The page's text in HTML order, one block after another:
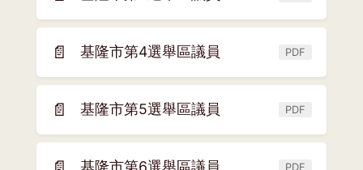
窗)
開
新
視
窗)
📄 基隆市第4選舉區議員 PDF
(另
開
新
視
窗)
📄 基隆市第5選舉區議員 PDF
(另
開
新
基隆市第6選舉區議員 PDF